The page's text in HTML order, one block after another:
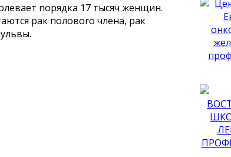
порядка 17 тысяч женщин.
рак полового члена, рак